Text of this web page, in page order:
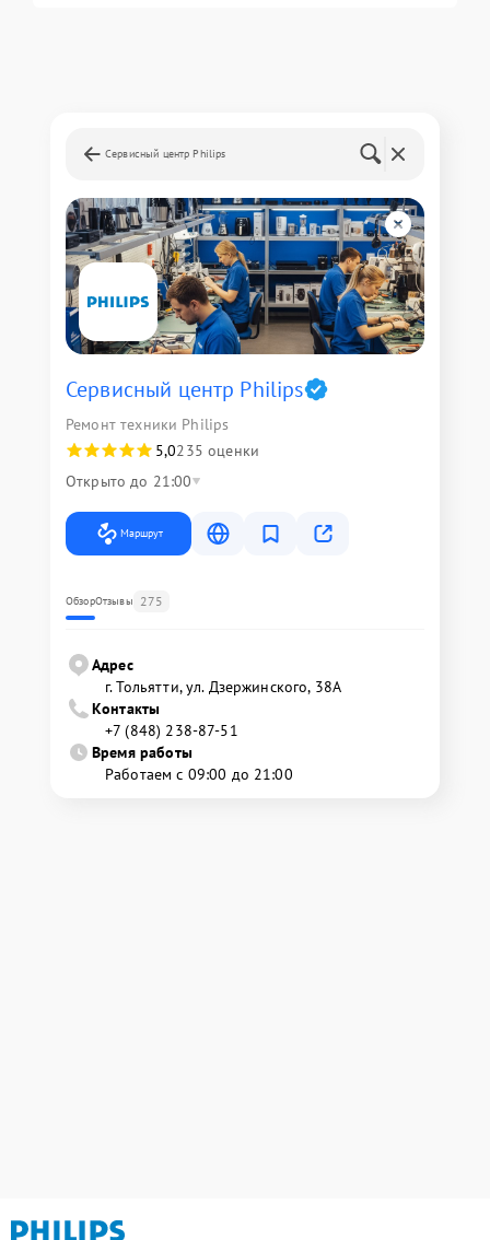
Сервисный центр Philips
Сервисный центр Philips
Ремонт техники Philips
5,0235 оценки
Открыто до 21:00
Маршрут
ОбзорОтзывы 275
Адрес
г. Тольятти, ул. Дзержинского, 38А
Контакты
+7 (848) 238-87-51
Время работы
Работаем с 09:00 до 21:00